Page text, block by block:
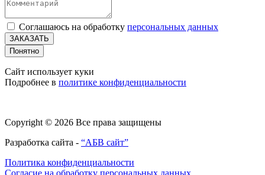
Соглашаюсь на обработку персональных данных
ЗАКАЗАТЬ
Понятно
Сайт использует куки
Подробнее в политике конфиденциальности
Copyright © 2026 Все права защищены
Разработка сайта - “АБВ сайт”
Политика конфиденциальности
Согласие на обработку персональных данных